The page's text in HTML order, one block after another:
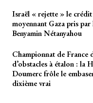
Israël « rejette » le
moyennant Gaza pris
Benyamin Nétanyahou
Championnat de France
d’obstacles à étalon : la
Doumerc frôle le
dixième vrai